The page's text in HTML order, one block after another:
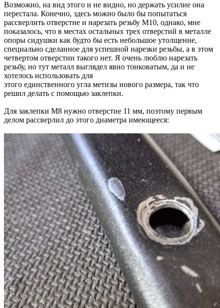
Возможно, на вид этого и не видно, но держать усилие она
перестала. Конечно, здесь можно было бы попытаться
рассверлить отверстие и нарезать резьбу М10, однако, мне
показалось, что в местах остальных трех отверстий в металле
опоры сидушки как будто бы есть небольшое утолщение,
специально сделанное для успешной нарезки резьбы, а в этом
четвертом отверстии такого нет. Я очень люблю нарезать
резьбу, но тут металл выглядел явно тонковатым, да и не
хотелось использовать для
этого единственного угла метизы нового размера, так что
решил делать с помощью заклепки.
Для заклепки М8 нужно отверстие 11 мм, поэтому первым
делом рассверлил до этого диаметра имеющееся: